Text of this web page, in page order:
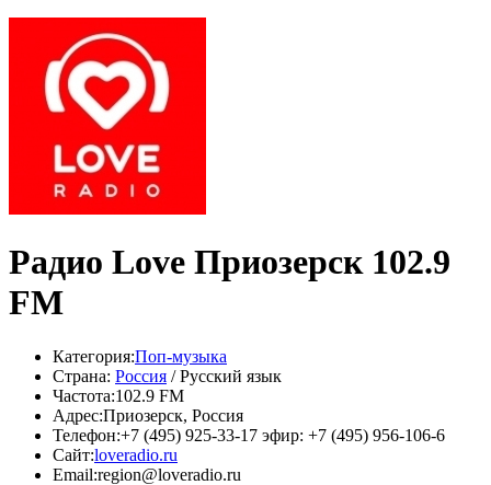
Радио Love Приозерск 102.9
FM
Категория:Поп-музыка
Страна: Россия / Русский язык
Частота:102.9 FM
Адрес:Приозерск, Россия
Телефон:+7 (495) 925-33-17 эфир: +7 (495) 956-106-6
Сайт:loveradio.ru
Email:region@loveradio.ru